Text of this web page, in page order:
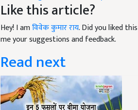
Like this article?
Hey! I amविवेक कुमार राय. Did you liked
me your suggestions and feedback.
Read next